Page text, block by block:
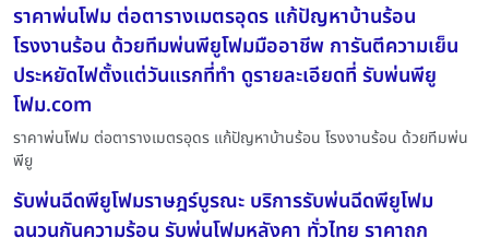
ราคาพ่นโฟม ต่อตารางเมตรอุดร แก้ปัญหาบ้านร้อน
โรงงานร้อน ด้วยทีมพ่นพียูโฟมมืออาชีพ การันตีความเย็น
ประหยัดไฟตั้งแต่วันแรกที่ทำ ดูรายละเอียดที่ รับพ่นพียู
โฟม.com
ราคาพ่นโฟม ต่อตารางเมตรอุดร แก้ปัญหาบ้านร้อน โรงงานร้อน ด้วยทีมพ่น
พียู
รับพ่นฉีดพียูโฟมราษฎร์บูรณะ บริการรับพ่นฉีดพียูโฟม
ฉนวนกันความร้อน รับพ่นโฟมหลังคา ทั่วไทย ราคาถูก